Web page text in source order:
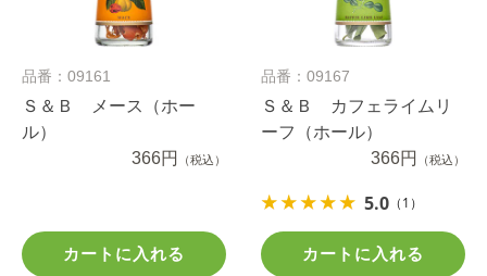
品番：09161
Ｓ＆Ｂ メース（ホー
ル）
366円
（税込）
カートに入れる
品番：09167
Ｓ＆Ｂ カフェライムリ
ーフ（ホール）
366円
（税込）
5.0 （1）
カートに入れる